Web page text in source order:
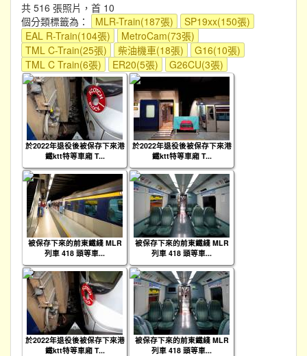
共 516 張照片，首 10
個分類標籤為：
MLR-Train(187張)
SP19xx(150張)
EAL R-Train(104張)
MetroCam(73張)
TML C-Train(25張)
柴油機車(18張)
G16(10張)
TML C Train(6張)
ER20(5張) G26CU(3張)
於2022年退役後被保存下來港
鐵ktt特等車廂 T...
於2022年退役後被保存下來港
鐵ktt特等車廂 T...
被保存下來的前東鐵綫 MLR
列車 418 頭等車...
被保存下來的前東鐵綫 MLR
列車 418 頭等車...
於2022年退役後被保存下來港
鐵ktt特等車廂 T...
被保存下來的前東鐵綫 MLR
列車 418 頭等車...